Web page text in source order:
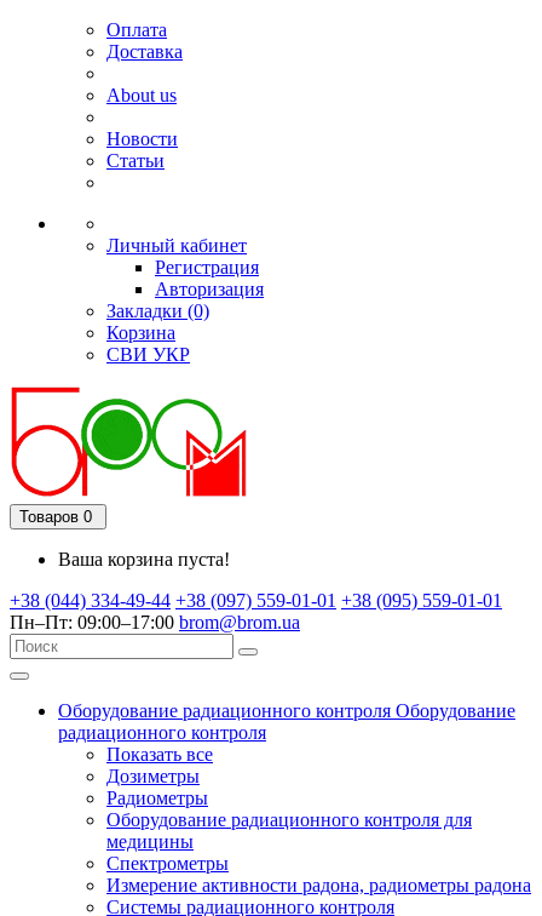
Оплата
Доставка
About us
Новости
Статьи
Личный кабинет
Регистрация
Авторизация
Закладки (0)
Корзина
СВИ УКР
Товаров 0
Ваша корзина пуста!
+38 (044) 334-49-44 +38 (097) 559-01-01 +38 (095) 559-01-01
Пн–Пт: 09:00–17:00 brom@brom.ua
Оборудование радиационного контроля Оборудование
радиационного контроля
Показать все
Дозиметры
Радиометры
Оборудование радиационного контроля для
медицины
Спектрометры
Измерение активности радона, радиометры радона
Системы радиационного контроля